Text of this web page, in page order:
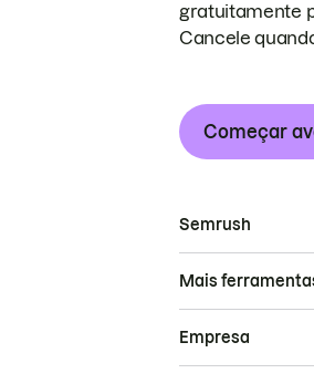
gratuitamente
Cancele
Começar
Semrush
Mais
Empresa